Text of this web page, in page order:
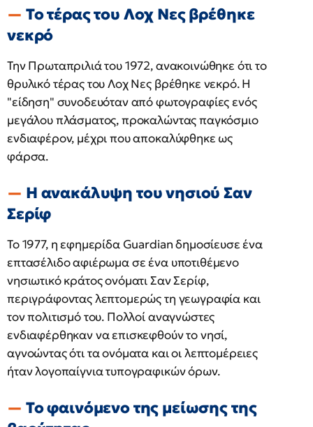
Το τέρας του Λοχ Νες βρέθηκε
νεκρό
Την Πρωταπριλιά του 1972, ανακοινώθηκε ότι το
θρυλικό τέρας του Λοχ Νες βρέθηκε νεκρό. Η
"είδηση" συνοδευόταν από φωτογραφίες ενός
μεγάλου πλάσματος, προκαλώντας παγκόσμιο
ενδιαφέρον, μέχρι που αποκαλύφθηκε ως
φάρσα. ​
Η ανακάλυψη του νησιού Σαν
Σερίφ
Το 1977, η εφημερίδα Guardian δημοσίευσε ένα
επτασέλιδο αφιέρωμα σε ένα υποτιθέμενο
νησιωτικό κράτος ονόματι Σαν Σερίφ,
περιγράφοντας λεπτομερώς τη γεωγραφία και
τον πολιτισμό του. Πολλοί αναγνώστες
ενδιαφέρθηκαν να επισκεφθούν το νησί,
αγνοώντας ότι τα ονόματα και οι λεπτομέρειες
ήταν λογοπαίγνια τυπογραφικών όρων. ​
Το φαινόμενο της μείωσης της